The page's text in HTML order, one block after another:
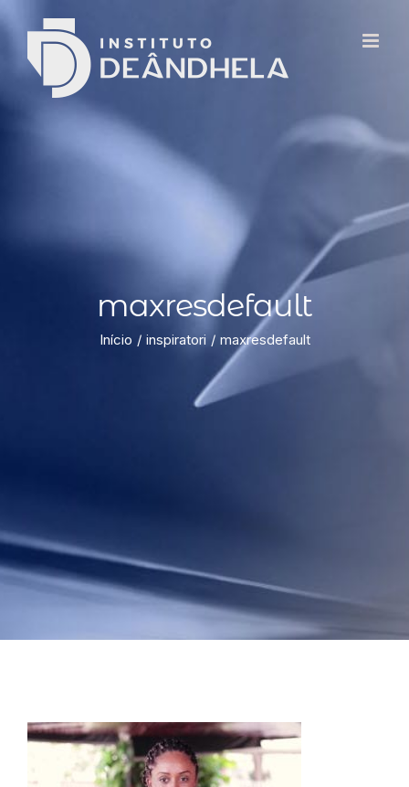
maxresdefault
Início inspiratori maxresdefault